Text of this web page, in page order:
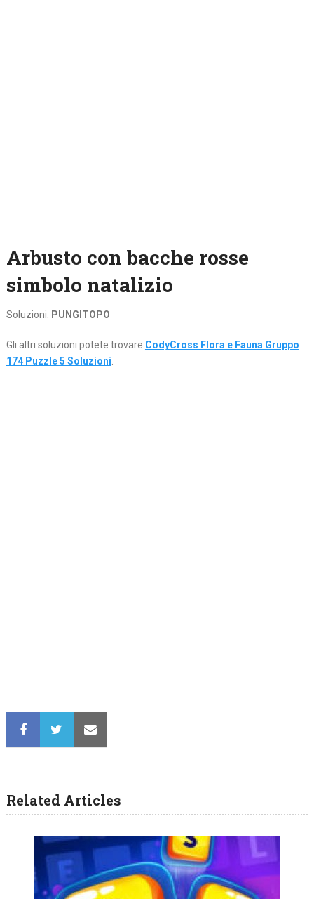
Arbusto con bacche rosse
simbolo natalizio
Soluzioni: PUNGITOPO
Gli altri soluzioni potete trovare CodyCross Flora e Fauna Gruppo
174 Puzzle 5 Soluzioni.
Related Articles